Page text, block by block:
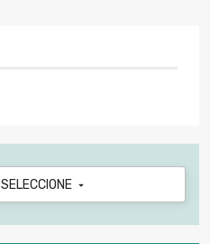
SELECCIONE 